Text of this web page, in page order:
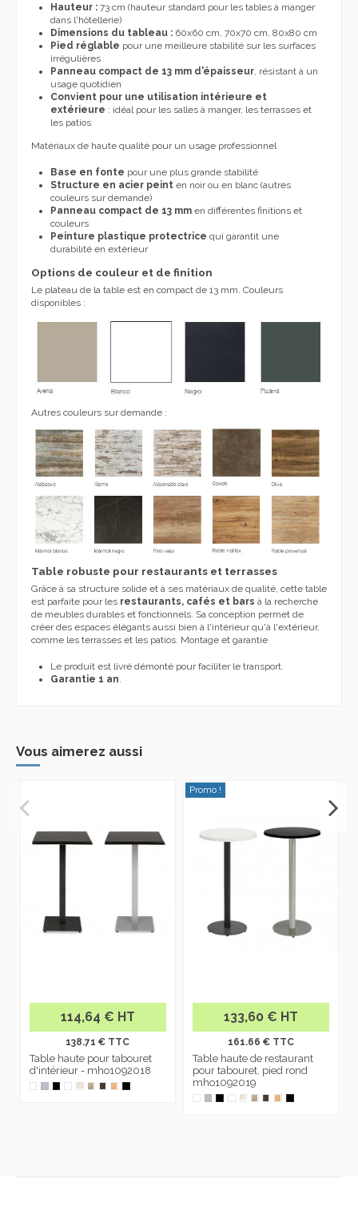
Hauteur : 73 cm (hauteur standard pour les tables à manger
dans l'hôtellerie)
Dimensions du tableau : 60x60 cm, 70x70 cm, 80x80 cm
Pied réglable pour une meilleure stabilité sur les surfaces
irrégulières
Panneau compact de 13 mm d'épaisseur , résistant à un
usage quotidien
Convient pour une utilisation intérieure et
extérieure : idéal pour les salles à manger, les terrasses et
les patios
Matériaux de haute qualité pour un usage professionnel
Base en fonte pour une plus grande stabilité
Structure en acier peint en noir ou en blanc (autres
couleurs sur demande)
Panneau compact de 13 mm en différentes finitions et
couleurs
Peinture plastique protectrice qui garantit une
durabilité en extérieur
Options de couleur et de finition
Le plateau de la table est en compact de 13 mm. Couleurs
disponibles :
Autres couleurs sur demande :
Table robuste pour restaurants et terrasses
Grâce à sa structure solide et à ses matériaux de qualité, cette table
est parfaite pour les restaurants, cafés et bars à la recherche
de meubles durables et fonctionnels. Sa conception permet de
créer des espaces élégants aussi bien à l'intérieur qu'à l'extérieur,
comme les terrasses et les patios. Montage et garantie
Le produit est livré démonté pour faciliter le transport.
Garantie 1 an.
Vous aimerez aussi
114,64 € HT
138.71 € TTC
Table haute pour tabouret
d'intérieur - mho1092018
Promo !
133,60 € HT
161.66 € TTC
Table haute de restaurant
pour tabouret, pied rond
mho1092019